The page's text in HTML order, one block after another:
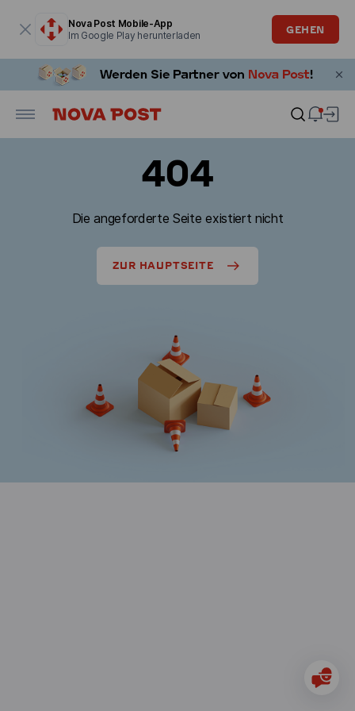
Nova Post Mobile-App
Im Google Play herunterladen
GEHEN
404
Die angeforderte Seite existiert nicht
ZUR HAUPTSEITE